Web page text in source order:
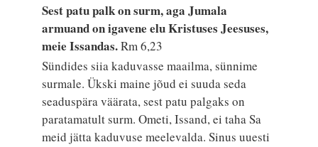
Sest patu palk on surm, aga Jumala
armuand on igavene elu Kristuses Jeesuses,
meie Issandas.Rm 6,23
Sündides siia kaduvasse maailma, sünnime
surmale. Ükski maine jõud ei suuda seda
seaduspära väärata, sest patu palgaks on
paratamatult surm. Ometi, Issand, ei taha Sa
meid jätta kaduvuse meelevalda. Sinus uuesti